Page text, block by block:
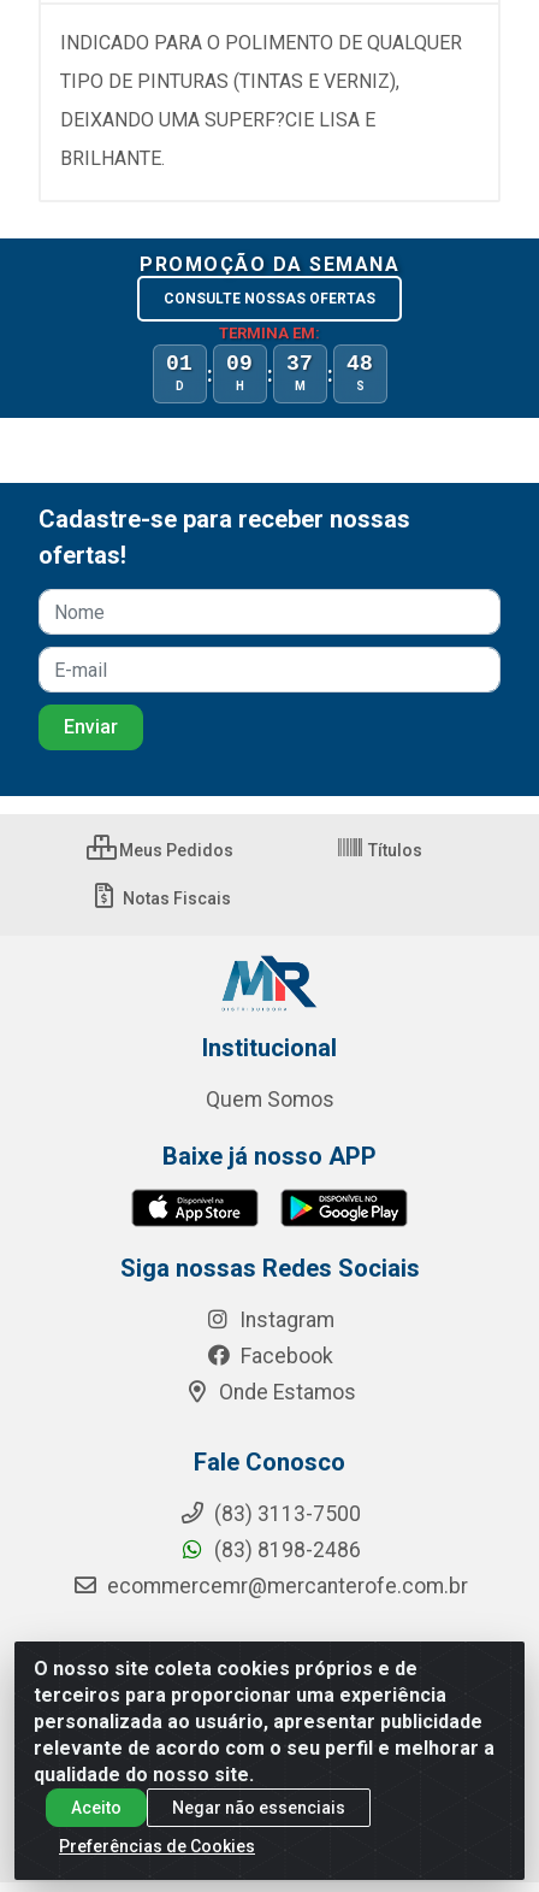
INDICADO PARA O POLIMENTO DE QUALQUER
TIPO DE PINTURAS (TINTAS E VERNIZ),
DEIXANDO UMA SUPERF?CIE LISA E
BRILHANTE.
PROMOÇÃO DA SEMANA
CONSULTE NOSSAS OFERTAS
TERMINA EM:
01
D : 09
H : 37
M : 48
S
O nosso site coleta cookies próprios e de
terceiros para proporcionar uma experiência
personalizada ao usuário, apresentar publicidade
relevante de acordo com o seu perfil e melhorar a
qualidade do nosso site.
Aceito
Negar não essenciais
Preferências de Cookies
Cadastre-se para receber nossas
ofertas!
Meus Pedidos Títulos
Notas Fiscais
Institucional
Quem Somos
Baixe já nosso APP
Siga nossas Redes Sociais
Instagram
Facebook
Onde Estamos
Fale Conosco
(83) 3113-7500
(83) 8198-2486
ecommercemr@mercanterofe.com.br
MR Distribuidora - Rua Hortêncio Ribeiro de Luna, 3777 -
Distrito Industrial, João Pessoa/PB - CEP 58081-400 -
CNPJ 35.428.312/0001-85